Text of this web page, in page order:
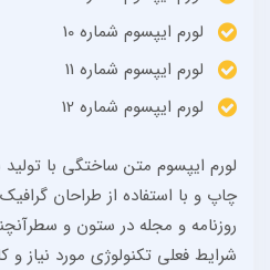
لورم ایپسوم شماره 10
لورم ایپسوم شماره 11
لورم ایپسوم شماره 12
لورم ایپسوم متن ساختگی با
چاپ و با استفاده از طراحان
روزنامه و مجله در ستون و
شرایط فعلی تکنولوژی مورد نیاز و